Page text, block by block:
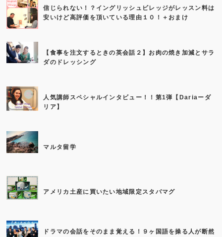
信じられない！？イングリッシュビレッジがレッスン料は
安いけど高評価を頂いている理由１０！＋おまけ
【食事を注文するときの英会話２】お肉の焼き加減とサラ
ダのドレッシング
人気講師スペシャルインタビュー！！第1弾【Dariaーダ
リア】
マルタ留学
アメリカ土産に買いたい地域限定スタバマグ
ドラマの会話をそのまま覚える！９ヶ国語を操る人が断然